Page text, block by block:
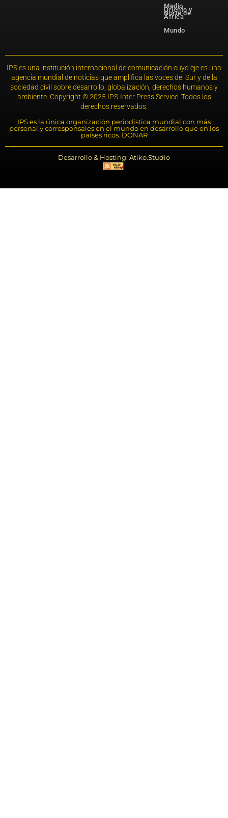
Medio
Oriente y
Norte de
África
Mundo
IPS es una institución internacional de comunicación cuyo eje es una
agencia mundial de noticias que amplifica las voces del Sur y de la
sociedad civil sobre desarrollo, globalización, derechos humanos y
ambiente. Copyright © 2025 IPS-Inter Press Service. Todos los
derechos reservados.
IPS es la única organización periodística mundial con más
personal y corresponsales en el mundo en desarrollo que en los
países ricos. DONAR
Desarrollo & Hosting: Atiko.Studio